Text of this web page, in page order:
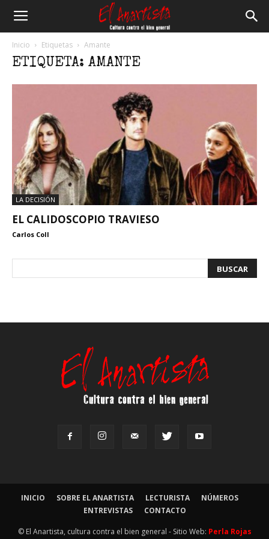
Inicio Etiquetas Amante
ETIQUETA: AMANTE
LA DECISIÓN
EL CALIDOSCOPIO TRAVIESO
Carlos Coll
INICIO SOBRE EL ANARTISTA LECTURISTA
NÚMEROS
ENTREVISTAS
CONTACTO
© El Anartista, cultura contra el bien general - Sitio Web: Perla Rojas